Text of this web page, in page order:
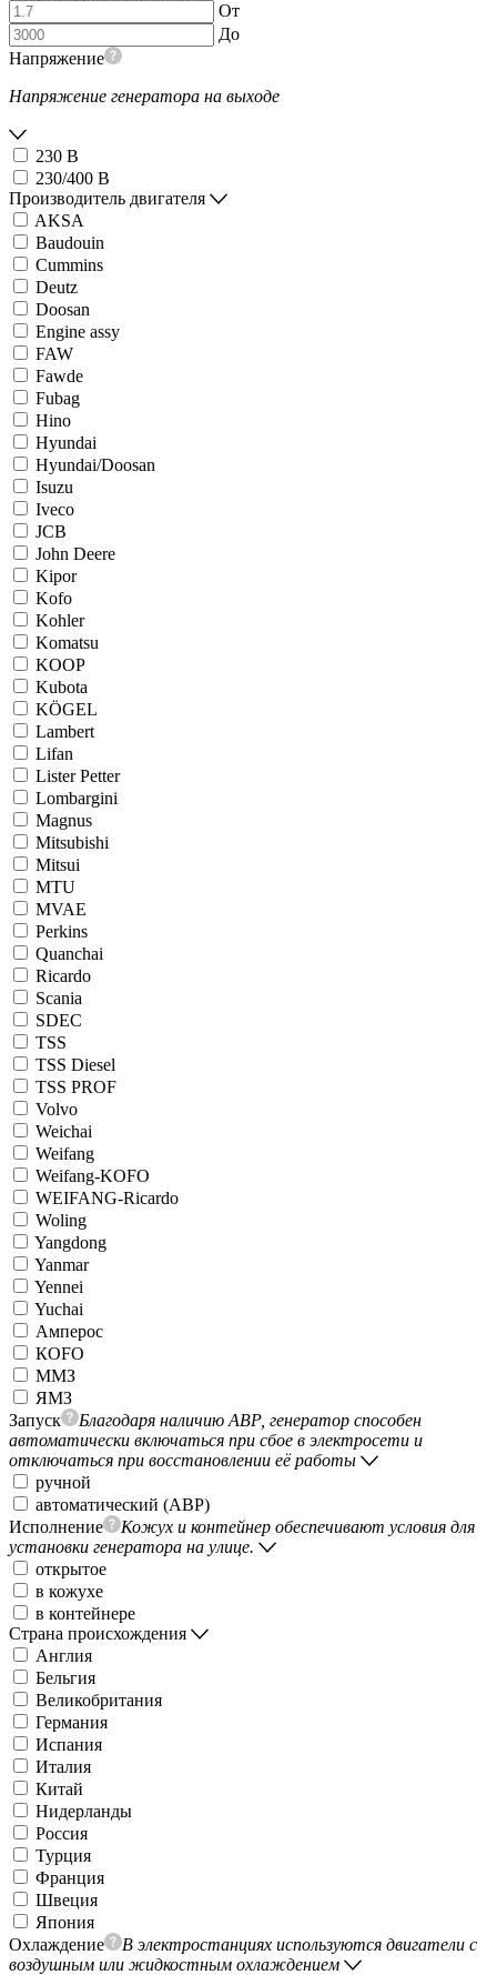
От
До
Напряжение
Напряжение генератора на выходе
230 В
230/400 В
Производитель двигателя
AKSA
Baudouin
Cummins
Deutz
Doosan
Engine assy
FAW
Fawde
Fubag
Hino
Hyundai
Hyundai/Doosan
Isuzu
Iveco
JCB
John Deere
Kipor
Kofo
Kohler
Komatsu
KOOP
Kubota
KÖGEL
Lambert
Lifan
Lister Petter
Lombargini
Magnus
Mitsubishi
Mitsui
MTU
MVAE
Perkins
Quanchai
Ricardo
Scania
SDEC
TSS
TSS Diesel
TSS PROF
Volvo
Weichai
Weifang
Weifang-KOFO
WEIFANG-Ricardo
Woling
Yangdong
Yanmar
Yennei
Yuchai
Амперос
КОFO
ММЗ
ЯМЗ
Запуск
Благодаря наличию АВР, генератор способен
автоматически включаться при сбое в электросети и
отключаться при восстановлении её работы
ручной
автоматический (АВР)
Исполнение
Кожух и контейнер обеспечивают условия для
установки генератора на улице.
открытое
в кожухе
в контейнере
Страна происхождения
Англия
Бельгия
Великобритания
Германия
Испания
Италия
Китай
Нидерланды
Россия
Турция
Франция
Швеция
Япония
Охлаждение
В электростанциях используются двигатели с
воздушным или жидкостным охлаждением